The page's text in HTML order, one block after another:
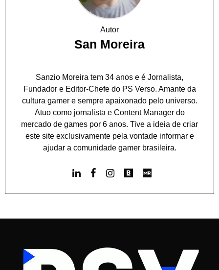
Autor
San Moreira
Sanzio Moreira tem 34 anos e é Jornalista,
Fundador e Editor-Chefe do PS Verso. Amante da
cultura gamer e sempre apaixonado pelo universo.
Atuo como jornalista e Content Manager do
mercado de games por 6 anos. Tive a ideia de criar
este site exclusivamente pela vontade informar e
ajudar a comunidade gamer brasileira.